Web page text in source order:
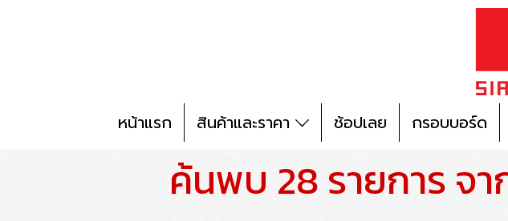
หน้าแรก สินค้าและราคา ช้อปเลย กรอบบอร์ด
ค้นพบ 28 รายการ จ